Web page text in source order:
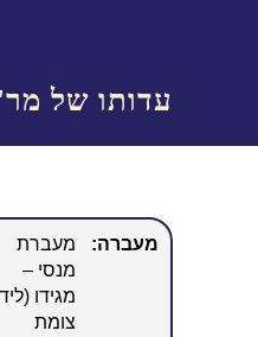
עדותו של
מעברה:
מעברת
מנסי –
מגידו (ליד
צומת